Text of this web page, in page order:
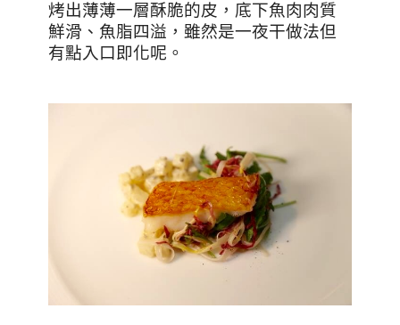
烤出薄薄一層酥脆的皮，底下魚肉肉質
鮮滑、魚脂四溢，雖然是一夜干做法但
有點入口即化呢。